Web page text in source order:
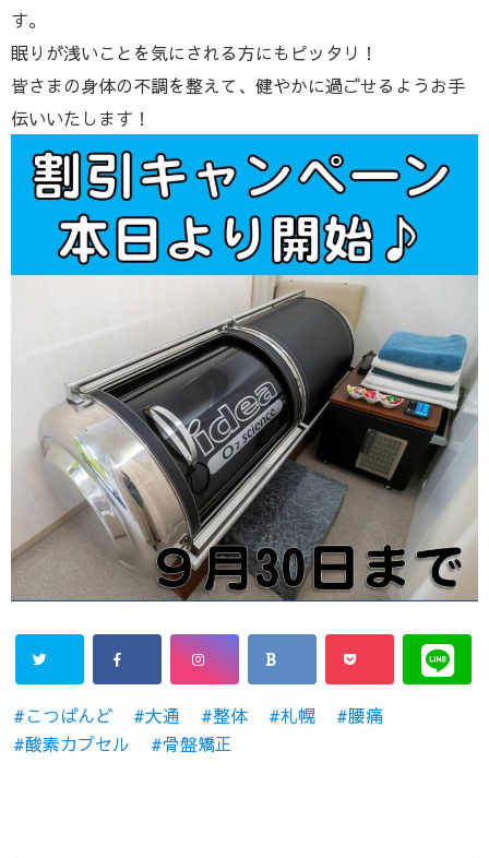
す。
眠りが浅いことを気にされる方にもピッタリ！
皆さまの身体の不調を整えて、健やかに過ごせるようお手
伝いいたします！
こつばんど 大通 整体 札幌
腰痛
酸素カプセル
骨盤矯正